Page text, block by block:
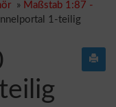
» Maßstab 1:87 -
1-teilig